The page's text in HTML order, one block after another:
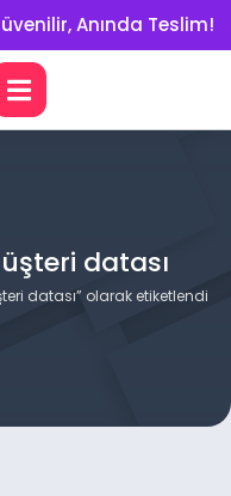
Anında Teslim!
datası
datası” olarak etiketlendi